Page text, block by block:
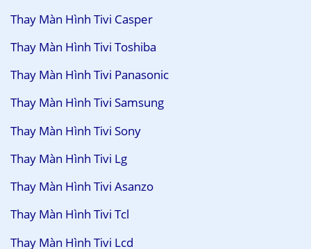
Thay Màn Hình Tivi Casper
Thay Màn Hình Tivi Toshiba
Thay Màn Hình Tivi Panasonic
Thay Màn Hình Tivi Samsung
Thay Màn Hình Tivi Sony
Thay Màn Hình Tivi Lg
Thay Màn Hình Tivi Asanzo
Thay Màn Hình Tivi Tcl
Thay Màn Hình Tivi Lcd